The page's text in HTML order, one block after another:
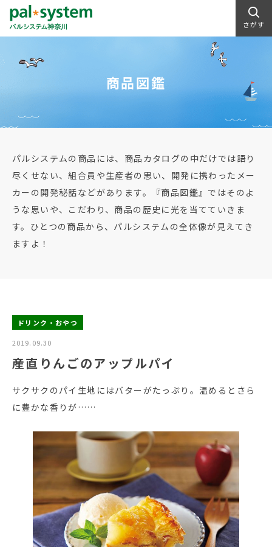
さがす
商品図鑑
パルシステムの商品には、商品カタログの中だけでは語り
尽くせない、組合員や生産者の思い、開発に携わったメー
カーの開発秘話などがあります。『商品図鑑』ではそのよ
うな思いや、こだわり、商品の歴史に光を当てていきま
す。ひとつの商品から、パルシステムの全体像が見えてき
ますよ！
ドリンク・おやつ
2019.09.30
産直りんごのアップルパイ
サクサクのパイ生地にはバターがたっぷり。温めるとさら
に豊かな香りが……